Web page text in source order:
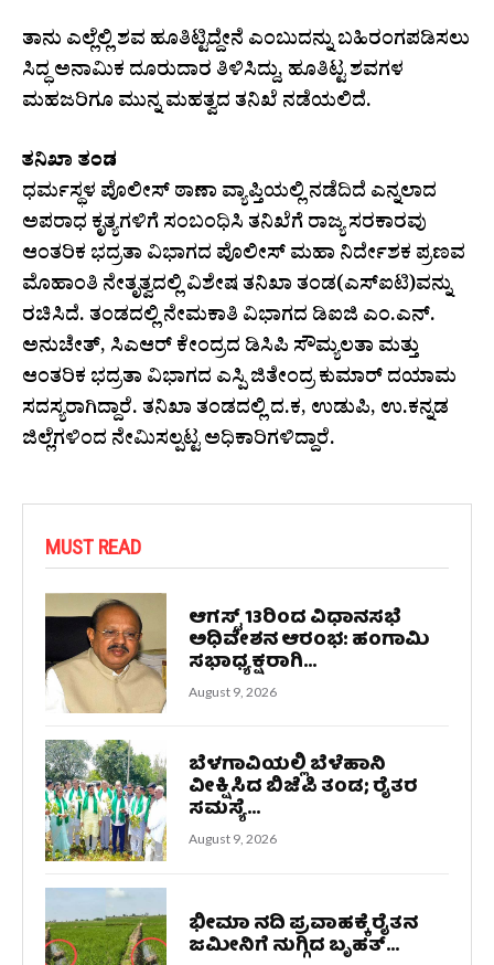
ತಾನು ಎಲ್ಲೆಲ್ಲಿ ಶವ ಹೂತಿಟ್ಟಿದ್ದೇನೆ ಎಂಬುದನ್ನು ಬಹಿರಂಗಪಡಿಸಲು
ಸಿದ್ಧ ಅನಾಮಿಕ ದೂರುದಾರ ತಿಳಿಸಿದ್ದು, ಹೂತಿಟ್ಟ ಶವಗಳ
ಮಹಜರಿಗೂ ಮುನ್ನ ಮಹತ್ವದ ತನಿಖೆ ನಡೆಯಲಿದೆ.
ತನಿಖಾ ತಂಡ
ಧರ್ಮಸ್ಥಳ ಪೊಲೀಸ್ ಠಾಣಾ ವ್ಯಾಪ್ತಿಯಲ್ಲಿ ನಡೆದಿದೆ ಎನ್ನಲಾದ
ಅಪರಾಧ ಕೃತ್ಯಗಳಿಗೆ ಸಂಬಂಧಿಸಿ ತನಿಖೆಗೆ ರಾಜ್ಯ ಸರಕಾರವು
ಆಂತರಿಕ ಭದ್ರತಾ ವಿಭಾಗದ ಪೊಲೀಸ್ ಮಹಾ ನಿರ್ದೇಶಕ ಪ್ರಣವ
ಮೊಹಾಂತಿ ನೇತೃತ್ವದಲ್ಲಿ ವಿಶೇಷ ತನಿಖಾ ತಂಡ(ಎಸ್‌ಐಟಿ)ವನ್ನು
ರಚಿಸಿದೆ. ತಂಡದಲ್ಲಿ ನೇಮಕಾತಿ ವಿಭಾಗದ ಡಿಐಜಿ ಎಂ.ಎನ್.
ಅನುಚೇತ್, ಸಿಎಆರ್ ಕೇಂದ್ರದ ಡಿಸಿಪಿ ಸೌಮ್ಯಲತಾ ಮತ್ತು
ಆಂತರಿಕ ಭದ್ರತಾ ವಿಭಾಗದ ಎಸ್ಪಿ ಜಿತೇಂದ್ರ ಕುಮಾರ್ ದಯಾಮ
ಸದಸ್ಯರಾಗಿದ್ದಾರೆ. ತನಿಖಾ ತಂಡದಲ್ಲಿ ದ.ಕ, ಉಡುಪಿ, ಉ.ಕನ್ನಡ
ಜಿಲ್ಲೆಗಳಿಂದ ನೇಮಿಸಲ್ಪಟ್ಟ ಅಧಿಕಾರಿಗಳಿದ್ದಾರೆ.
MUST READ
ಆಗಸ್ಟ್ 13ರಿಂದ ವಿಧಾನಸಭೆ
ಅಧಿವೇಶನ ಆರಂಭ: ಹಂಗಾಮಿ
ಸಭಾಧ್ಯಕ್ಷರಾಗಿ...
August 9, 2026
ಬೆಳಗಾವಿಯಲ್ಲಿ ಬೆಳೆಹಾನಿ
ವೀಕ್ಷಿಸಿದ ಬಿಜೆಪಿ ತಂಡ; ರೈತರ
ಸಮಸ್ಯೆ...
August 9, 2026
ಭೀಮಾ ನದಿ ಪ್ರವಾಹಕ್ಕೆ ರೈತನ
ಜಮೀನಿಗೆ ನುಗ್ಗಿದ ಬೃಹತ್...